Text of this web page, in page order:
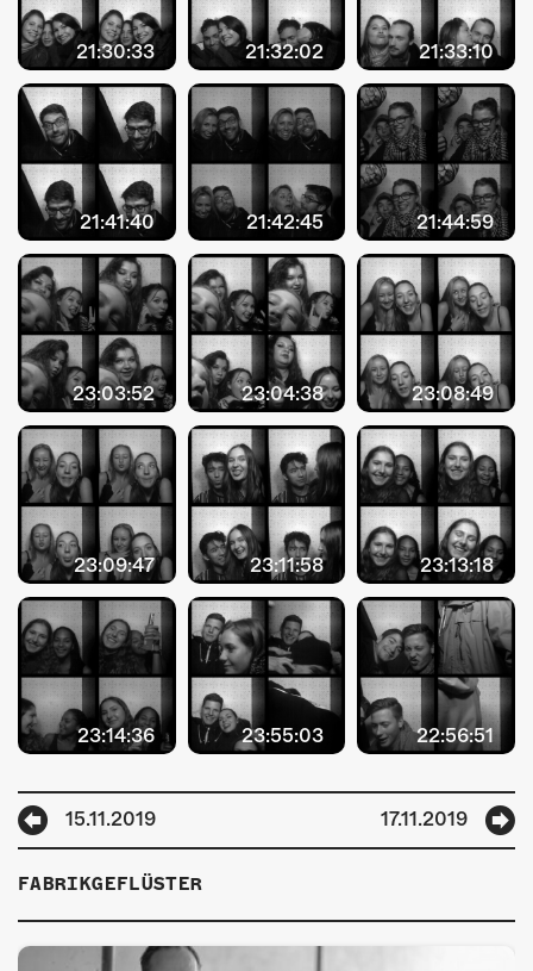
21:30:33 21:32:02 21:33:10
21:41:40 21:42:45 21:44:59
23:03:52 23:04:38 23:08:49
23:09:47 23:11:58 23:13:18
23:14:36 23:55:03 22:56:51
15.11.2019 17.11.2019
FABRIKGEFLÜSTER